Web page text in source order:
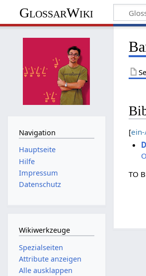
GlossarWiki
[
TO
Navigation
Hauptseite
Hilfe
Impressum
Datenschutz
Wikiwerkzeuge
Spezialseiten
Attribute anzeigen
Alle ausklappen